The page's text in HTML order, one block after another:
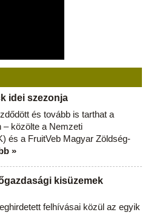
idei szezonja
és tovább is tarthat a
– közölte a Nemzeti
és a FruitVeb Magyar Zöldség-
»
kisüzemek
felhívásai közül az egyik